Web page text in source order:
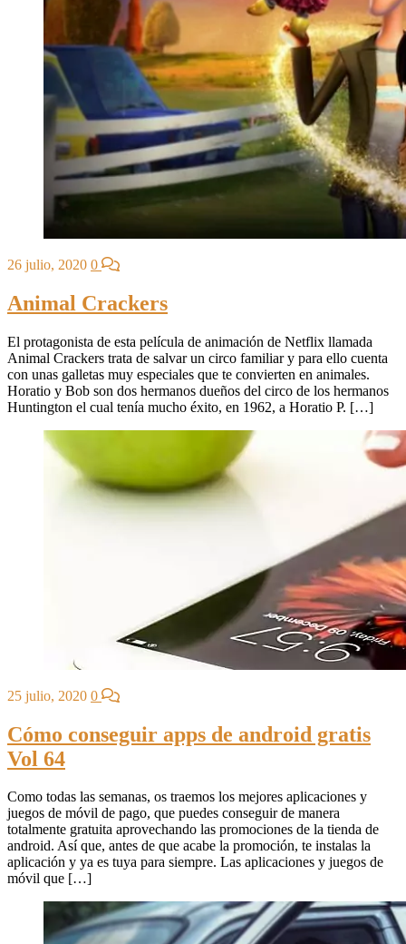
26 julio, 2020 0
Animal Crackers
El protagonista de esta película de animación de Netflix llamada
Animal Crackers trata de salvar un circo familiar y para ello cuenta
con unas galletas muy especiales que te convierten en animales.
Horatio y Bob son dos hermanos dueños del circo de los hermanos
Huntington el cual tenía mucho éxito, en 1962, a Horatio P. […]
25 julio, 2020 0
Cómo conseguir apps de android gratis
Vol 64
Como todas las semanas, os traemos los mejores aplicaciones y
juegos de móvil de pago, que puedes conseguir de manera
totalmente gratuita aprovechando las promociones de la tienda de
android. Así que, antes de que acabe la promoción, te instalas la
aplicación y ya es tuya para siempre. Las aplicaciones y juegos de
móvil que […]